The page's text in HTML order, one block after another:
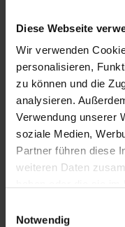
Diese Webseite
Wir verwenden
personalisieren,
zu können und die
analysieren.
Verwendung unserer
soziale Medien,
Partner führen diese
weiteren Daten
Notwendig
Holztapete, esche
24,00 €